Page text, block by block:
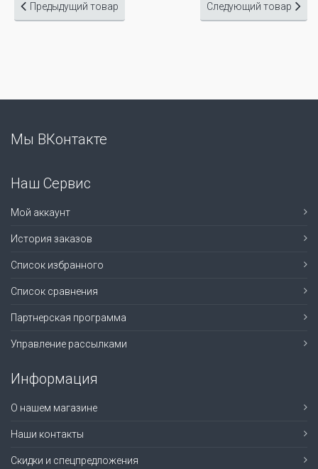
Предыдущий товар Следующий товар
Мы ВКонтакте
Наш Сервис
Мой аккаунт
История заказов
Список избранного
Список сравнения
Партнерская программа
Управление рассылками
Информация
О нашем магазине
Наши контакты
Скидки и спецпредложения